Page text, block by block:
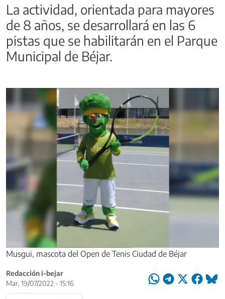
La actividad, orientada para mayores
de 8 años, se desarrollará en las 6
pistas que se habilitarán en el Parque
Municipal de Béjar.
Musgui, mascota del Open de Tenis Ciudad de Béjar
Redacción i-bejar
Mar, 19/07/2022 - 15:16